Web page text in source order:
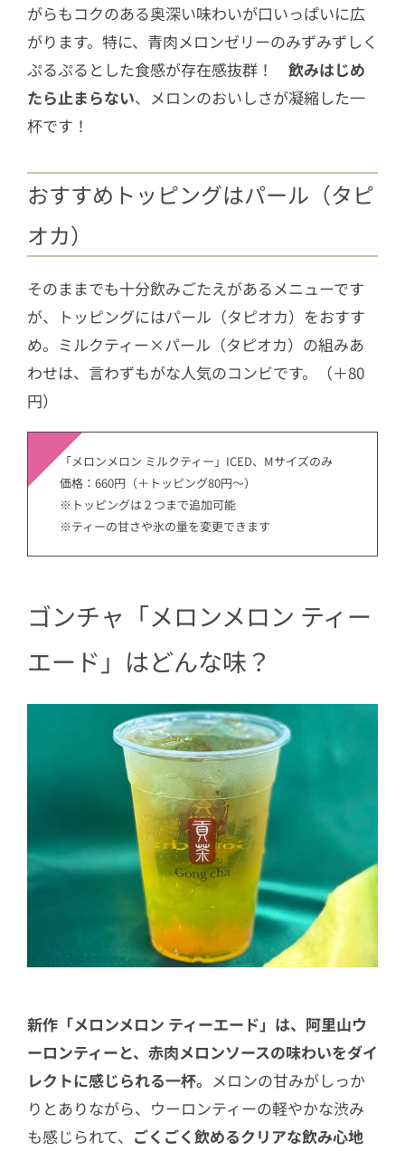
がらもコクのある奥深い味わいが口いっぱいに広
がります。特に、青肉メロンゼリーのみずみずしく
ぷるぷるとした食感が存在感抜群！ 飲みはじめ
たら止まらない、メロンのおいしさが凝縮した一
杯です！
おすすめトッピングはパール（タピ
オカ）
そのままでも十分飲みごたえがあるメニューです
が、トッピングにはパール（タピオカ）をおすす
め。ミルクティー×パール（タピオカ）の組みあ
わせは、言わずもがな人気のコンビです。（＋80
円）
「メロンメロン ミルクティー」ICED、Mサイズのみ
価格：660円（＋トッピング80円～）
※トッピングは２つまで追加可能
※ティーの甘さや氷の量を変更できます
ゴンチャ「メロンメロン ティー
エード」はどんな味？
新作「メロンメロン ティーエード」は、阿里山ウ
ーロンティーと、赤肉メロンソースの味わいをダイ
レクトに感じられる一杯。 メロンの甘みがしっか
りとありながら、ウーロンティーの軽やかな渋み
も感じられて、 ごくごく飲めるクリアな飲み心地